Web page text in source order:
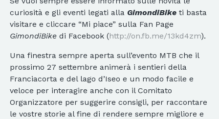
curiosità e gli eventi legati alla GimondiBike ti basta
visitare e cliccare “Mi piace” sulla Fan Page
GimondiBike di Facebook (http://on.fb.me/13kd4zm).
Una finestra sempre aperta sull’evento MTB che il
prossimo 27 settembre animerà i sentieri della
Franciacorta e del lago d’Iseo e un modo facile e
veloce per interagire anche con il Comitato
Organizzatore per suggerire consigli, per raccontare
le vostre storie al fine di rendere sempre migliore e